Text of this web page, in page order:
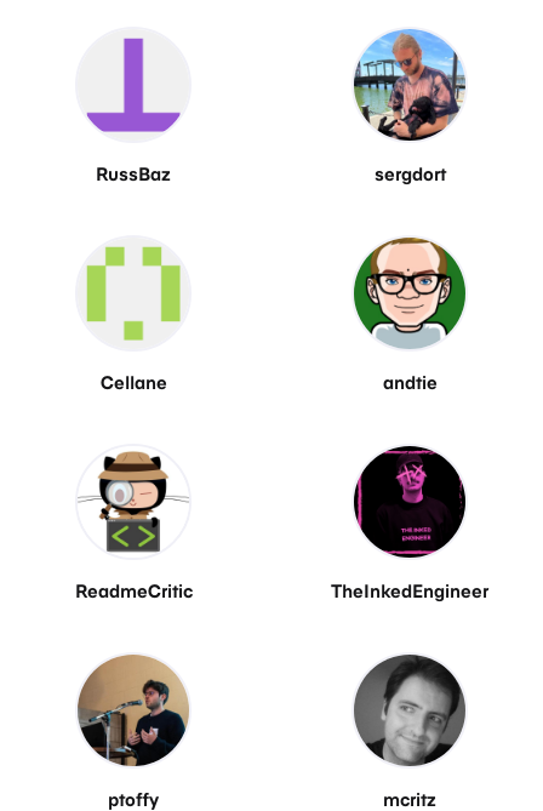
sergdort
RussBaz
andtie
Cellane
TheInkedEngineer
ReadmeCritic
mcritz
ptoffy